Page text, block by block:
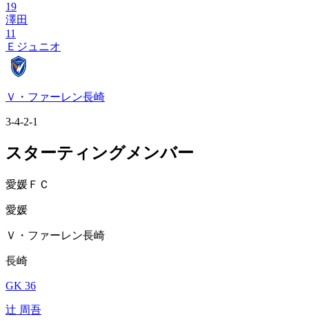
19
澤田
11
Ｅジュニオ
Ｖ・ファーレン長崎
3-4-2-1
スターティングメンバー
愛媛ＦＣ
愛媛
Ｖ・ファーレン長崎
長崎
GK 36
辻 周吾